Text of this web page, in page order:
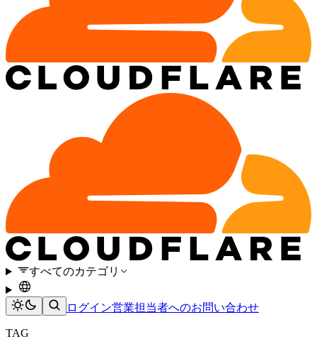
すべてのカテゴリ
ログイン営業担当者へのお問い合わせ
TAG